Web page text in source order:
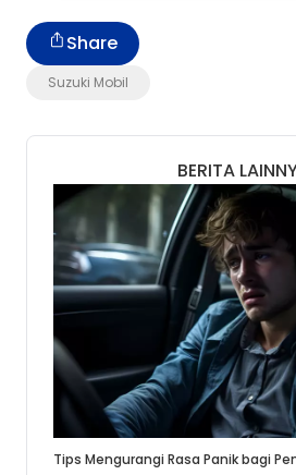
Suzuki Mobil
Share
BERITA
Tips Mengurangi Rasa Panik bagi